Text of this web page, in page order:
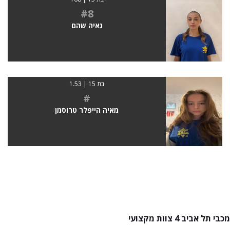
#8
גאיה שהם
בת 15 | 1.53
#
מאיה הייפלר טרוסמן
מכבי תל אביב 4 צוות מקצועי